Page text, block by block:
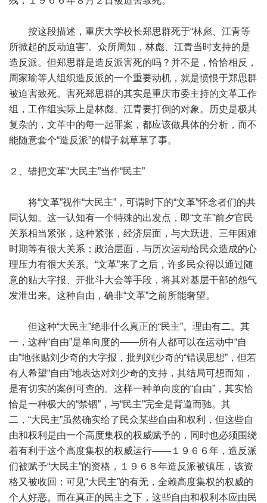
按这段描述，重庆大学校长郑思群死于“林彪、江青等
所掀起的反动迫害”。众所周知，林彪、江青当时支持的是
造反派。但郑思群是造反派害死的吗？并不是，恰恰相反，
周家瑜等人组织造反派的一个重要动机，就是愤恨于郑思群
被迫害致死。害死郑思群的其实是重庆市委主持的文革工作
组，工作组实际上是林彪、江青要打倒的对象。历史是极其
复杂的，文革中的每一起罪案，都应该做具体的分析，而不
能随意套个“造反派”的帽子就草草了事。
２、错把文革“大民主”当作“民主”
将“文革”视作“大民主”，可谓时下的“文革”怀念者们的共
同认知。这一认知有一个特殊的出发点，即“文革”前夕官民
关系相当紧张，这种紧张，经济层面，与大跃进、三年困难
时期等有很大关系；政治层面，与历次运动给民众造成的心
理压力有很大关系。“文革”来了之后，许多民众得以通过随
意的贴大字报、开批斗大会等手段，将其对基层干部的怨气
发泄出来。这种自由，确非“文革”之前所能奢望。
但这种“大民主”绝非什么真正的“民主”。理由有二。其
一，这种“自由”是单向度的——所有人都可以在运动中“自
由”地张贴刘少奇的大字报，批判刘少奇的“错误思想”，但若
有人希望“自由”地表达对刘少奇的支持，其结局可想而知，
是有切实的案例可查的。这样一种单向度的“自由”，其实恰
恰是一种极大的“禁锢”，与“民主”完全是背道而驰。其
二，“大民主”虽然确实给了民众某些自由和权利，但这些自
由和权利是由一个高度集权的权威赋予的，同时也必须围绕
着有利于这个高度集权的权威运行——１９６６年，造反派
们被赋予“大民主”的资格，１９６８年造反派被镇压，该资
格又被收回；可见“大民主”的有无，全赖高度集权的权威的
个人好恶。而在真正的民主之下，这些自由和权利本应由民